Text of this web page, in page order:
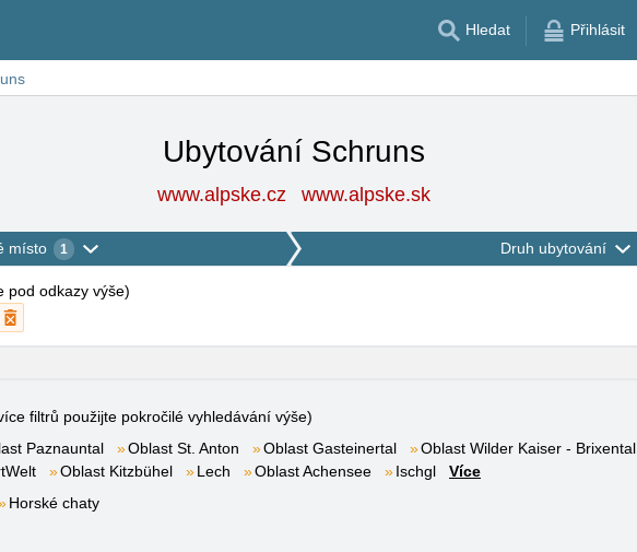
Hledat Přihlásit
Ubytování Schruns
www.alpske.cz www.alpske.sk
místo 1 Druh ubytování
pod odkazy výše)
filtrů použijte pokročilé vyhledávání výše)
Paznauntal Oblast St. Anton Oblast Gasteinertal
Oblast Wilder Kaiser - Brixental
Oblast Kitzbühel Lech Oblast Achensee Ischgl
Více
Horské chaty